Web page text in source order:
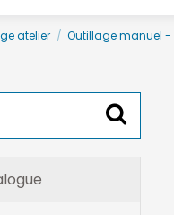
atelier Outillage manuel